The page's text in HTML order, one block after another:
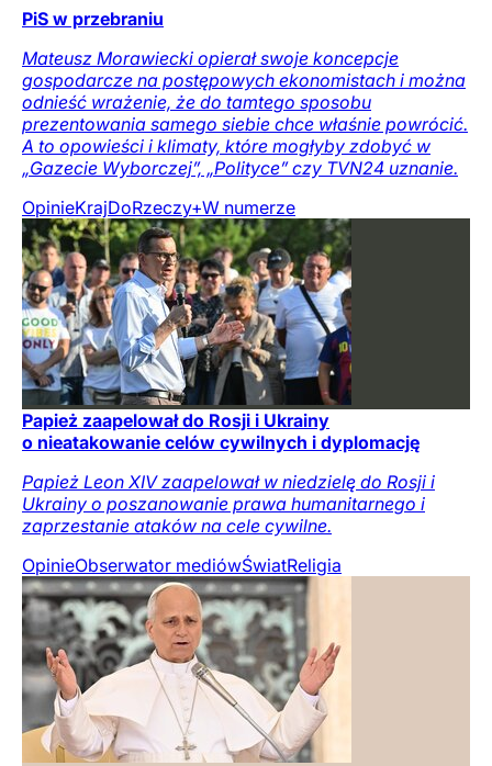
PiS w przebraniu
Mateusz Morawiecki opierał swoje koncepcje
gospodarcze na postępowych ekonomistach i można
odnieść wrażenie, że do tamtego sposobu
prezentowania samego siebie chce właśnie powrócić.
A to opowieści i klimaty, które mogłyby zdobyć w
„Gazecie Wyborczej”, „Polityce” czy TVN24 uznanie.
OpinieKrajDoRzeczy+W numerze
Papież zaapelował do Rosji i Ukrainy
o nieatakowanie celów cywilnych i dyplomację
Papież Leon XIV zaapelował w niedzielę do Rosji i
Ukrainy o poszanowanie prawa humanitarnego i
zaprzestanie ataków na cele cywilne.
OpinieObserwator mediówŚwiatReligia